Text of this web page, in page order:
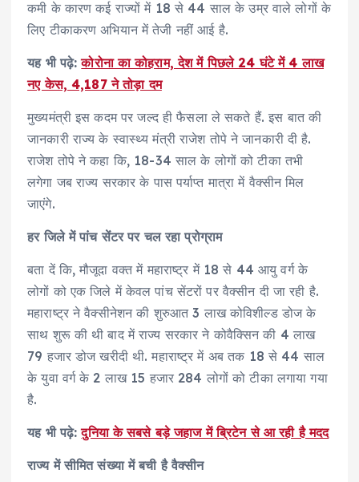
कमी के कारण कई राज्यों में 18 से 44 साल के उम्र वाले लोगों के
लिए टीकाकरण अभियान में तेजी नहीं आई है.
यह भी पढ़े:कोरोना का कोहराम, देश में पिछले 24 घंटे में 4 लाख
नए केस, 4,187 ने तोड़ा दम
मुख्यमंत्री इस कदम पर जल्द ही फैसला ले सकते हैं. इस बात की
जानकारी राज्य के स्वास्थ्य मंत्री राजेश तोपे ने जानकारी दी है.
राजेश तोपे ने कहा कि, 18-34 साल के लोगों को टीका तभी
लगेगा जब राज्य सरकार के पास पर्याप्त मात्रा में वैक्सीन मिल
जाएंगे.
हर जिले में पांच सेंटर पर चल रहा प्रोग्राम
बता दें कि, मौजूदा वक्त में महाराष्ट्र में 18 से 44 आयु वर्ग के
लोगों को एक जिले में केवल पांच सेंटरों पर वैक्सीन दी जा रही है.
महाराष्ट्र ने वैक्सीनेशन की शुरुआत 3 लाख कोविशील्ड डोज के
साथ शुरू की थी बाद में राज्य सरकार ने कोवैक्सिन की 4 लाख
79 हजार डोज खरीदी थी. महाराष्ट्र में अब तक 18 से 44 साल
के युवा वर्ग के 2 लाख 15 हजार 284 लोगों को टीका लगाया गया
है.
यह भी पढ़े:दुनिया के सबसे बड़े जहाज में ब्रिटेन से आ रही है मदद
राज्य में सीमित संख्या में बची है वैक्सीन